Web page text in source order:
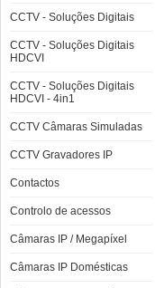
CCTV - Soluções Digitais
CCTV - Soluções Digitais
HDCVI
CCTV - Soluções Digitais
HDCVI - 4in1
CCTV Câmaras Simuladas
CCTV Gravadores IP
Contactos
Controlo de acessos
Câmaras IP / Megapíxel
Câmaras IP Domésticas